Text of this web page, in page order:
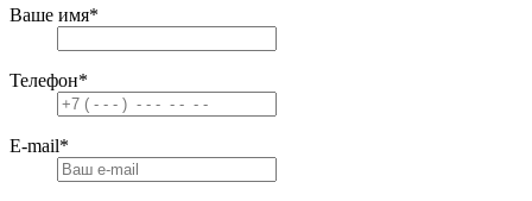
Ваше имя*
Телефон*
E-mail*